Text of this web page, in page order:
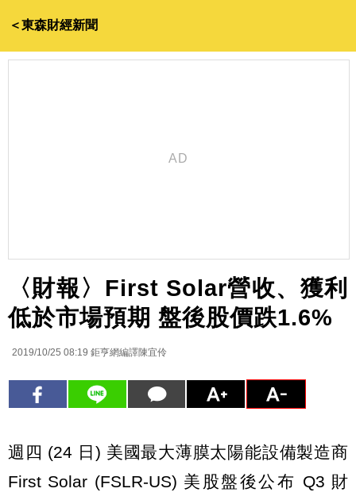
＜東森財經新聞
〈財報〉First Solar營收、獲利
低於市場預期 盤後股價跌1.6%
2019/10/25 08:19 鉅亨網編譯陳宜伶
週四 (24 日) 美國最大薄膜太陽能設備製造商
First Solar (FSLR-US) 美股盤後公布 Q3 財